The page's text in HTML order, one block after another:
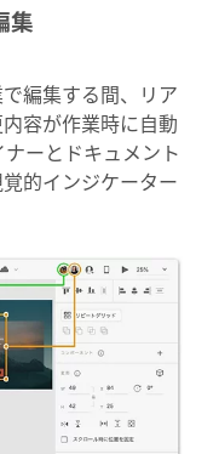
集
編集する間、リア
容が作業時に自動
ーとドキュメント
的インジケーター